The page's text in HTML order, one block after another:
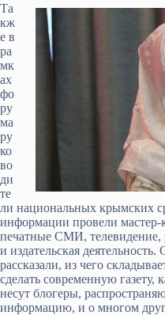
Та
кж
е в
ра
мк
ах
фо
ру
ма
ру
ко
во
ди
те
ли национальных крымских
информации провели мастер-
печатные СМИ, телевидение,
и издательская
рассказали, из чего
сделать современную газету,
несут блогеры,
информацию, и о многом